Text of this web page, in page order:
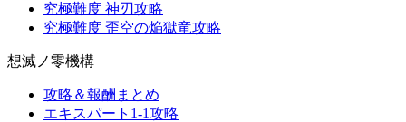
究極難度 神刃攻略
究極難度 歪空の焔獄竜攻略
想滅ノ零機構
攻略＆報酬まとめ
エキスパート1-1攻略